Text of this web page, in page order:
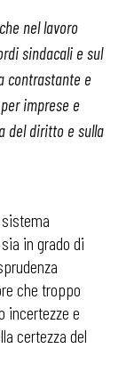
nel lavoro
sindacali e sul
contrastante e
imprese e
del diritto e sulla
in grado di
che troppo
incertezze e
certezza del